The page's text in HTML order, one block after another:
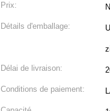
Prix:
Détails d'emballage:
Délai de livraison:
Conditions de paiement: